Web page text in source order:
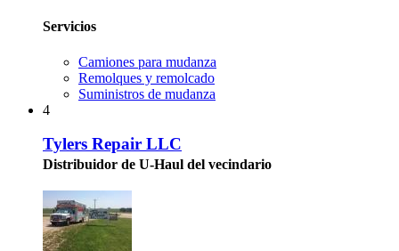
Servicios
Camiones para mudanza
Remolques y remolcado
Suministros de mudanza
4
Tylers Repair LLC
Distribuidor de U-Haul del vecindario